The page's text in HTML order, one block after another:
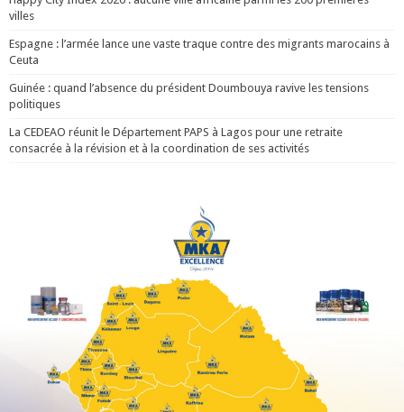
villes
Espagne : l’armée lance une vaste traque contre des migrants marocains à
Ceuta
Guinée : quand l’absence du président Doumbouya ravive les tensions
politiques
La CEDEAO réunit le Département PAPS à Lagos pour une retraite
consacrée à la révision et à la coordination de ses activités